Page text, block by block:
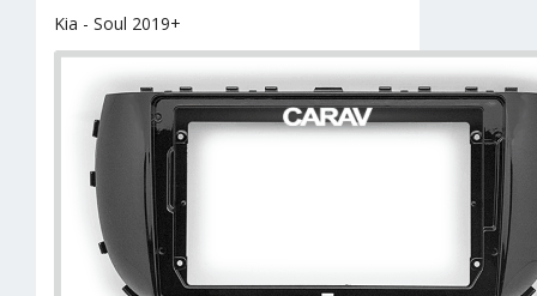
Kia - Soul 2019+